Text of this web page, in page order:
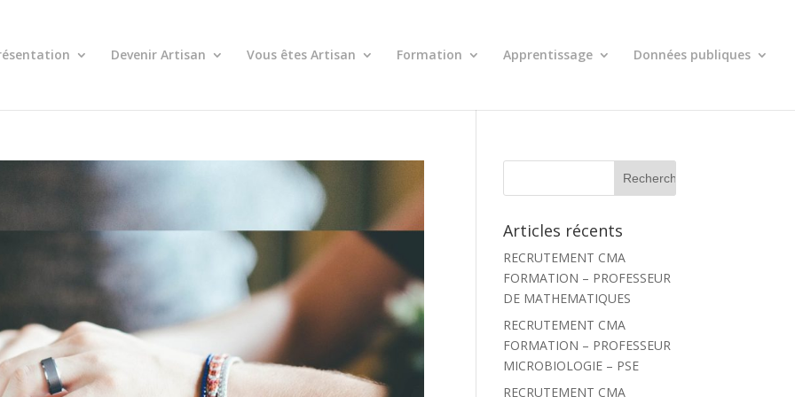
Devenir Artisan Vous êtes Artisan Formation Apprentissage Données publiques
c
e
c
h
r
:
Articles récents
RECRUTEMENT CMA
FORMATION – PROFESSEUR
DE MATHEMATIQUES
RECRUTEMENT CMA
FORMATION – PROFESSEUR
MICROBIOLOGIE – PSE
RECRUTEMENT CMA